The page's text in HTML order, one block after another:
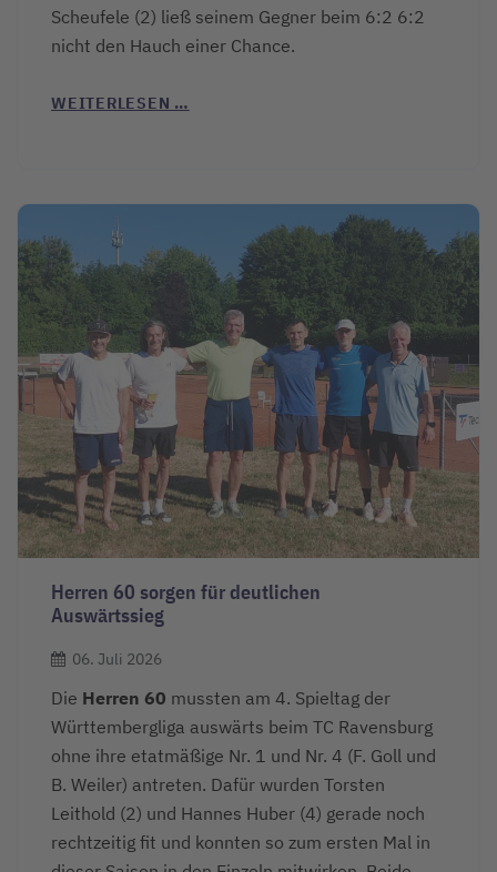
Scheufele (2) ließ seinem Gegner beim 6:2 6:2
nicht den Hauch einer Chance.
WEITERLESEN …
Herren 60 sorgen für deutlichen
Auswärtssieg
06. Juli 2026
Die Herren 60 mussten am 4. Spieltag der
Württembergliga auswärts beim TC Ravensburg
ohne ihre etatmäßige Nr. 1 und Nr. 4 (F. Goll und
B. Weiler) antreten. Dafür wurden Torsten
Leithold (2) und Hannes Huber (4) gerade noch
rechtzeitig fit und konnten so zum ersten Mal in